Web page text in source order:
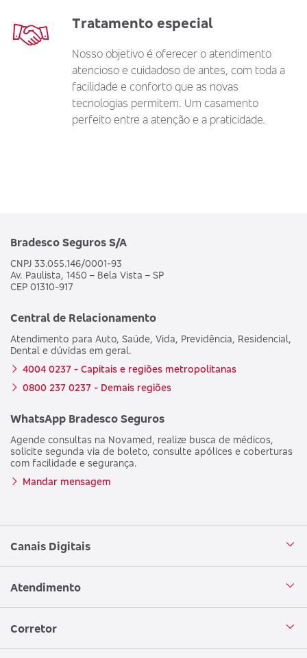
Tratamento especial
Nosso objetivo é oferecer o atendimento
atencioso e cuidadoso de antes, com toda a
facilidade e conforto que as novas
tecnologias permitem. Um casamento
perfeito entre a atenção e a praticidade.
Bradesco Seguros S/A
CNPJ 33.055.146/0001-93
Av. Paulista, 1450 – Bela Vista – SP
CEP 01310-917
Central de Relacionamento
Atendimento para Auto, Saúde, Vida, Previdência, Residencial,
Dental e dúvidas em geral.
4004 0237 - Capitais e regiões metropolitanas
0800 237 0237 - Demais regiões
WhatsApp Bradesco Seguros
Agende consultas na Novamed, realize busca de médicos,
solicite segunda via de boleto, consulte apólices e coberturas
com facilidade e segurança.
Mandar mensagem
Canais Digitais
Aplicativo Bradesco Seguros
WhatsApp
Atendimento
Central de Atendimento
Corretor